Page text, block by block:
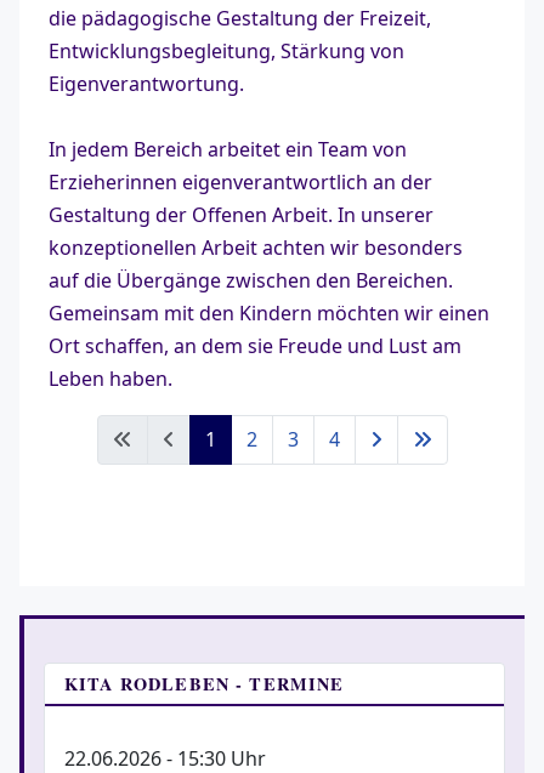
die pädagogische Gestaltung der Freizeit,
Entwicklungsbegleitung, Stärkung von
Eigenverantwortung.
In jedem Bereich arbeitet ein Team von
Erzieherinnen eigenverantwortlich an der
Gestaltung der Offenen Arbeit. In unserer
konzeptionellen Arbeit achten wir besonders
auf die Übergänge zwischen den Bereichen.
Gemeinsam mit den Kindern möchten wir einen
Ort schaffen, an dem sie Freude und Lust am
Leben haben.
1 2 3 4
KITA RODLEBEN - TERMINE
22.06.2026 - 15:30 Uhr